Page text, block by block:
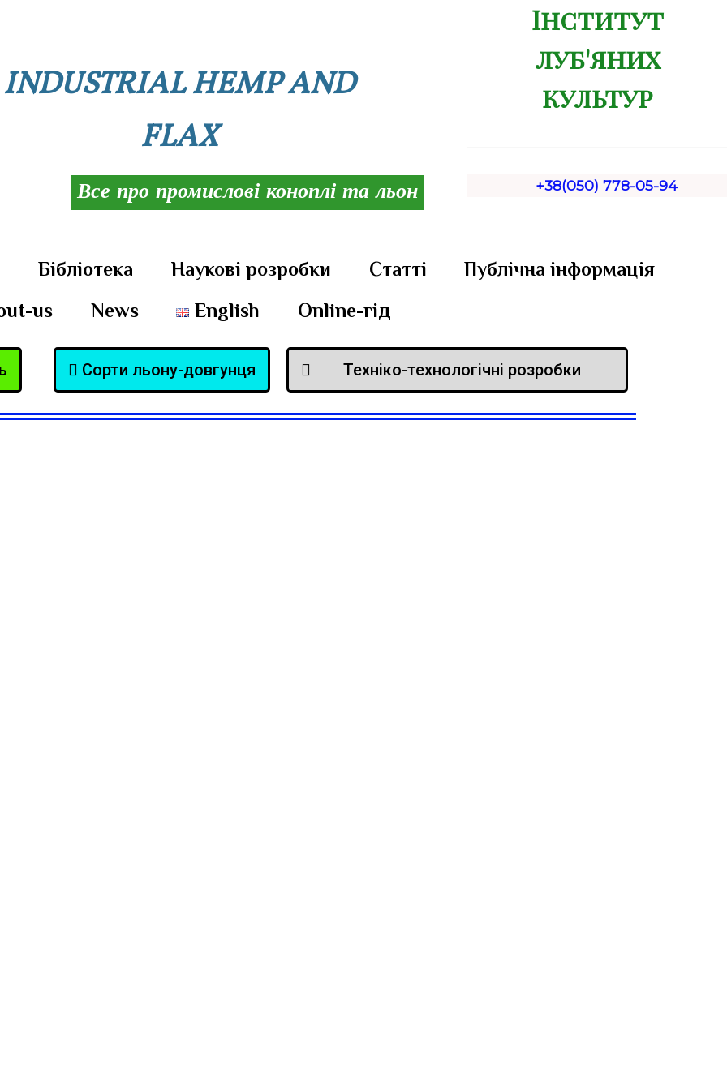
INDUSTRIAL HEMP AND
FLAX
Все про промислові коноплі та льон
Інститут
луб'яних
культур
+38(050) 778-05-94
Бібліотека Наукові розробки Статті
Публічна інформація
us
News English Online-гід
Сорти льону-довгунця Техніко-технологічні розробки